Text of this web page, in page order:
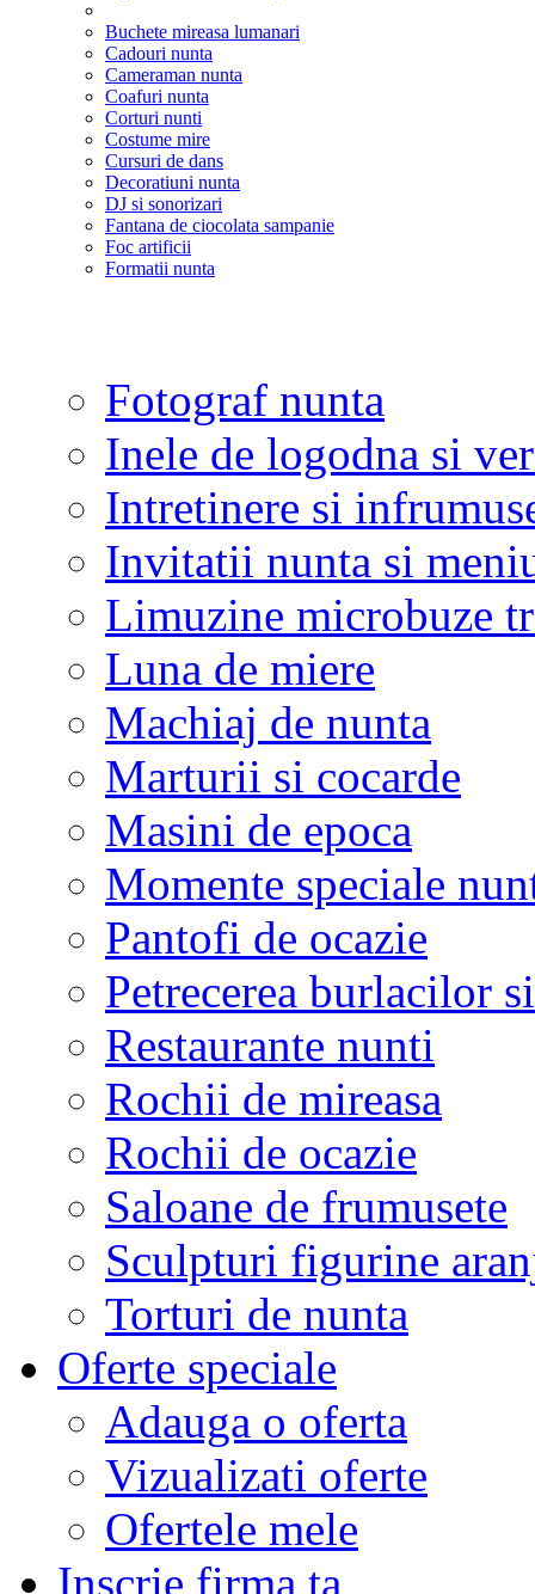
Buchete mireasa lumanari
Cadouri nunta
Cameraman nunta
Coafuri nunta
Corturi nunti
Costume mire
Cursuri de dans
Decoratiuni nunta
DJ si sonorizari
Fantana de ciocolata sampanie
Foc artificii
Formatii nunta
Fotograf nunta
Inele de logodna si
Intretinere si
Invitatii nunta si
Limuzine microbuze
Luna de miere
Machiaj de nunta
Marturii si cocarde
Masini de epoca
Momente speciale
Pantofi de ocazie
Petrecerea burlacilor
Restaurante nunti
Rochii de mireasa
Rochii de ocazie
Saloane de frumusete
Sculpturi figurine
Torturi de nunta
Oferte speciale
Adauga o oferta
Vizualizati oferte
Ofertele mele
Inscrie firma ta